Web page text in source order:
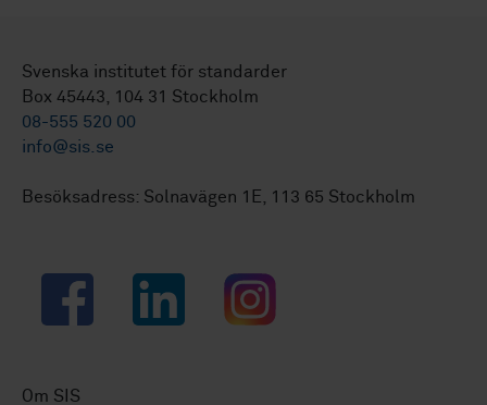
Svenska institutet för standarder
Box 45443, 104 31 Stockholm
08-555 520 00
info@sis.se
Besöksadress: Solnavägen 1E, 113 65 Stockholm
Facebook LinkedIn Instagram
Om SIS